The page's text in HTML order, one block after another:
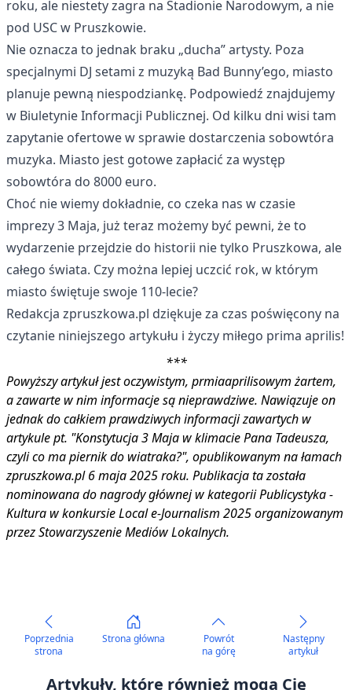
roku, ale niestety zagra na Stadionie Narodowym, a nie
pod USC w Pruszkowie.
Nie oznacza to jednak braku „ducha” artysty. Poza
specjalnymi DJ setami z muzyką Bad Bunny’ego, miasto
planuje pewną niespodziankę. Podpowiedź znajdujemy
w Biuletynie Informacji Publicznej. Od kilku dni wisi tam
zapytanie ofertowe w sprawie dostarczenia sobowtóra
muzyka. Miasto jest gotowe zapłacić za występ
sobowtóra do 8000 euro.
Choć nie wiemy dokładnie, co czeka nas w czasie
imprezy 3 Maja, już teraz możemy być pewni, że to
wydarzenie przejdzie do historii nie tylko Pruszkowa, ale
całego świata. Czy można lepiej uczcić rok, w którym
miasto świętuje swoje 110-lecie?
Redakcja zpruszkowa.pl dziękuje za czas poświęcony na
czytanie niniejszego artykułu i życzy miłego prima aprilis!
***
Powyższy artykuł jest oczywistym, prmiaaprilisowym żartem,
a zawarte w nim informacje są nieprawdziwe. Nawiązuje on
jednak do całkiem prawdziwych informacji zawartych w
artykule pt. "Konstytucja 3 Maja w klimacie Pana Tadeusza,
czyli co ma piernik do wiatraka?", opublikowanym na łamach
zpruszkowa.pl 6 maja 2025 roku. Publikacja ta została
nominowana do nagrody głównej w kategorii Publicystyka -
Kultura w konkursie Local e-Journalism 2025 organizowanym
przez Stowarzyszenie Mediów Lokalnych.
Poprzednia
strona
Strona główna
Powrót
na górę
Następny
artykuł
Artykuły, które również mogą Cię